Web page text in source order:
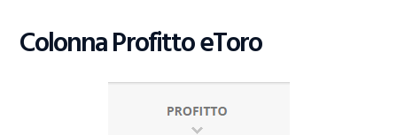
Colonna Profitto eToro